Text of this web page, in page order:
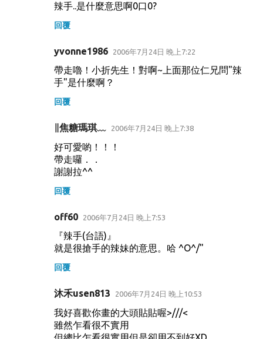
辣手..是什麼意思啊0口0?
回覆
yvonne1986 2006年7月24日 晚上7:22
帶走嚕！小折先生！對啊~上面那位仁兄問"辣
手"是什麼啊？
回覆
∥焦糖瑪琪﹏ 2006年7月24日 晚上7:38
好可愛喲！！！
帶走囉．．
謝謝拉^^
回覆
off60 2006年7月24日 晚上7:53
『辣手(台語)』
就是很搶手的辣妹的意思。哈 ^O^/"
回覆
沐禾usen813 2006年7月24日 晚上10:53
我好喜歡你畫的大頭貼貼喔>///<
雖然乍看很不實用